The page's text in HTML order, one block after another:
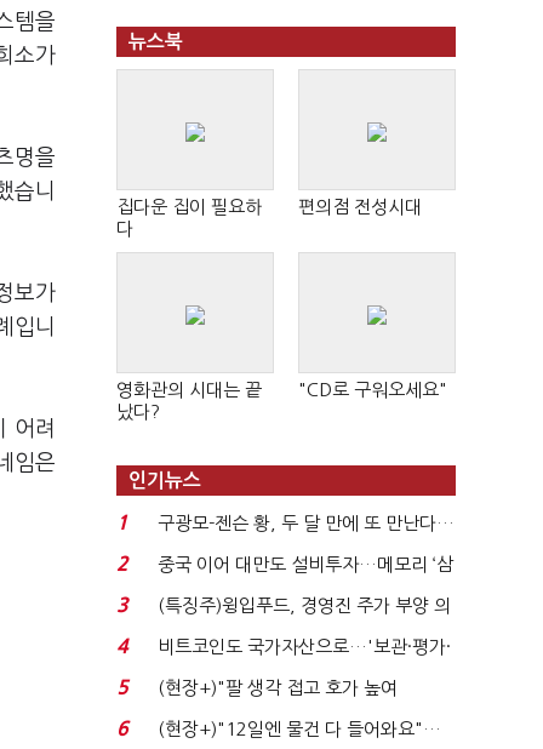
템을
소가
명을
습니
보가
입니
어려
임은
뉴스북
집다운 집이 필요하
다
편의점 전성시대
영화관의 시대는 끝
났다?
"CD로 구워오세요"
인기뉴스
1
구광모-젠슨 황, 두 달 만에 또 만난다…
로봇·AI 등 논...
2
중국 이어 대만도 설비투자…메모리 ‘삼
국전쟁’
3
(특징주)윙입푸드, 경영진 주가 부양 의
지에 상한가...
4
비트코인도 국가자산으로…'보관·평가·
처분' 기준은 ...
5
(현장+)"팔 생각 접고 호가 높여
요"…'덜 똘똘한 한 채' 20...
6
(현장+)"12일엔 물건 다 들어와요"…